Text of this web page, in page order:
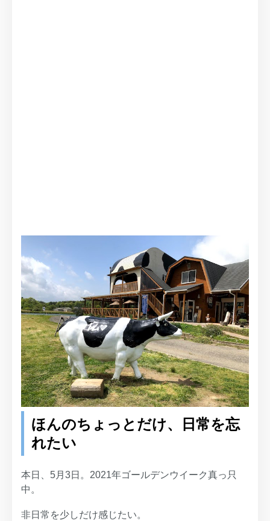
ほんのちょっとだけ、日常を忘
れたい
本日、5月3日。2021年ゴールデンウイーク真っ只
中。
非日常を少しだけ感じたい。